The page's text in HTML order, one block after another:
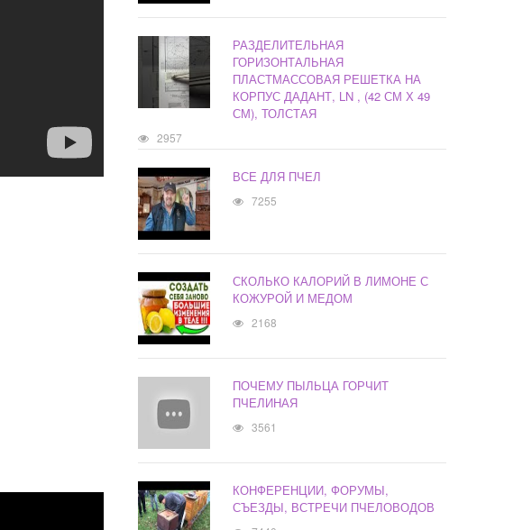
РАЗДЕЛИТЕЛЬНАЯ
ГОРИЗОНТАЛЬНАЯ
ПЛАСТМАССОВАЯ РЕШЕТКА НА
КОРПУС ДАДАНТ, LN , (42 СМ Х 49
СМ), ТОЛСТАЯ
2957
ВСЕ ДЛЯ ПЧЕЛ
7255
СКОЛЬКО КАЛОРИЙ В ЛИМОНЕ С
КОЖУРОЙ И МЕДОМ
2168
ПОЧЕМУ ПЫЛЬЦА ГОРЧИТ
ПЧЕЛИНАЯ
3561
КОНФЕРЕНЦИИ, ФОРУМЫ,
СЪЕЗДЫ, ВСТРЕЧИ ПЧЕЛОВОДОВ